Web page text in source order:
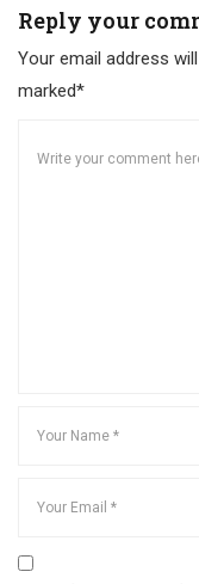
Reply your
Your email address
marked*